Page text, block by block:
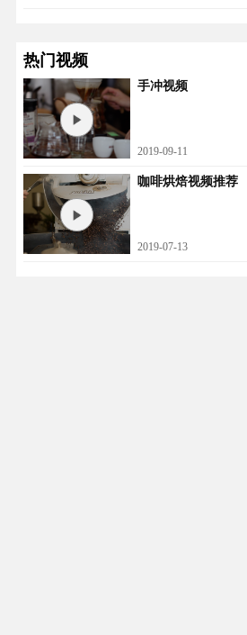
热门视频
手冲视频
2019-09-11
咖啡烘焙视频推荐
2019-07-13